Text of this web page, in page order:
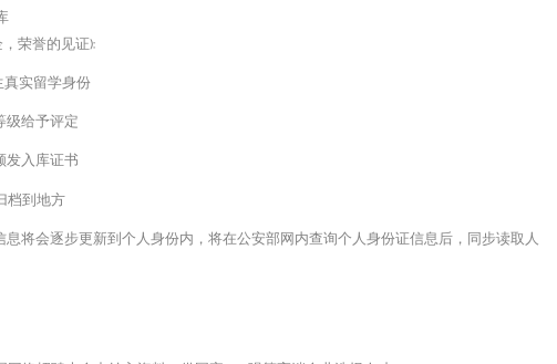
荣誉的见证):
真实留学身份
级给予评定
发入库证书
档到地方
息将会逐步更新到个人身份内，将在公安部网内查询个人身份证信息后，同步读取人